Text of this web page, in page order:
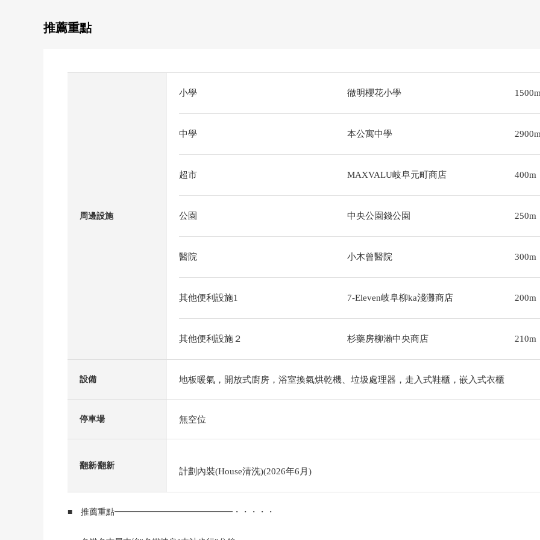
推薦重點
周邊設施
小學 徹明櫻花小學
中學 本公寓中學
超市 MAXVALU岐阜元町商店 400m
公園 中央公園錢公園 250m
醫院 小木曾醫院 300m
其他便利設施1 7-Eleven岐阜柳ka淺灘商店 200m
其他便利設施２ 杉藥房柳瀨中央商店 210m
設備 地板暖氣，開放式廚房，浴室換氣烘乾機、垃圾處理器，走入式鞋櫃，嵌入式衣櫃
停車場 無空位
翻新⁄翻新
計劃內裝(House清洗)(2026年6月)
■ 推薦重點━━━━━━━━━━━━━━・・・・・